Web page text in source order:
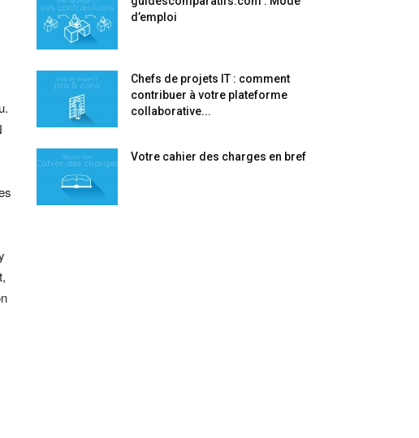
d’emploi
Chefs de projets IT : comment
contribuer à votre plateforme
collaborative...
Votre cahier des charges en bref